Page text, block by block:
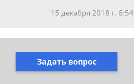
15 декабря 2018 г. 6:54
Задать вопрос